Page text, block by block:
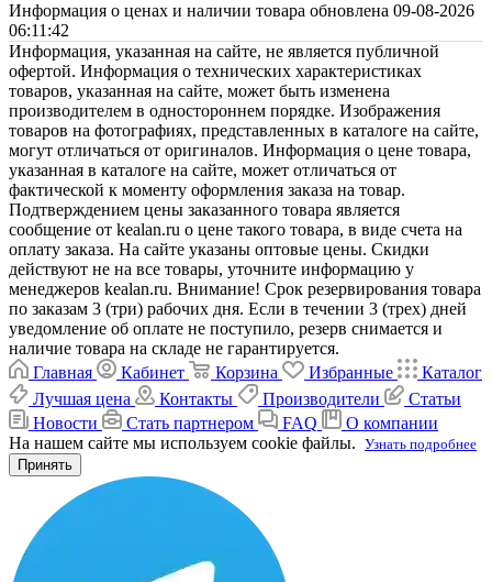
Информация о ценах и наличии товара обновлена 09-08-2026
06:11:42
Информация, указанная на сайте, не является публичной
офертой. Информация о технических характеристиках
товаров, указанная на сайте, может быть изменена
производителем в одностороннем порядке. Изображения
товаров на фотографиях, представленных в каталоге на сайте,
могут отличаться от оригиналов. Информация о цене товара,
указанная в каталоге на сайте, может отличаться от
фактической к моменту оформления заказа на товар.
Подтверждением цены заказанного товара является
сообщение от kealan.ru о цене такого товара, в виде счета на
оплату заказа. На сайте указаны оптовые цены. Скидки
действуют не на все товары, уточните информацию у
менеджеров kealan.ru. Внимание! Срок резервирования товара
по заказам 3 (три) рабочих дня. Если в течении 3 (трех) дней
уведомление об оплате не поступило, резерв снимается и
наличие товара на складе не гарантируется.
Главная
Кабинет Корзина Избранные
Каталог
Лучшая цена
Контакты Производители
Статьи
Новости
Стать партнером FAQ
О компании
На нашем сайте мы используем cookie файлы. Узнать подробнее
Принять